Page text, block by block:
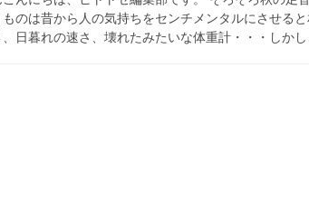
ものは昔から人の気持ちをセンチメンタルにさせる
、日暮れの速さ、壊れたみたいな体重計・・・しか